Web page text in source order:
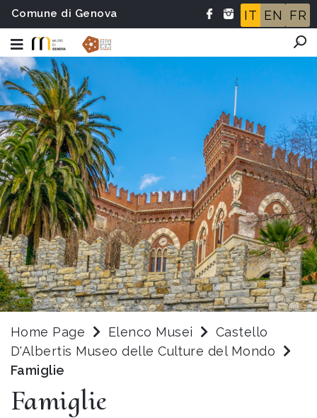
Comune di Genova IT EN FR
Home Page Elenco Musei
Castello
D'Albertis Museo delle Culture del Mondo
Famiglie
Famiglie